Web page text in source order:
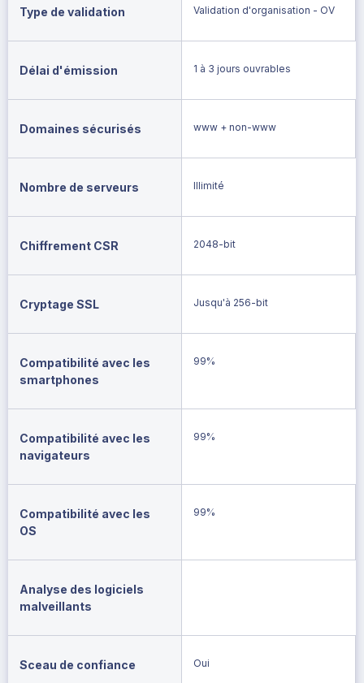
Type de validation Validation d'organisation - OV
Délai d'émission 1 à 3 jours ouvrables
Domaines sécurisés www + non-www
Nombre de serveurs Illimité
Chiffrement CSR 2048-bit
Cryptage SSL Jusqu'à 256-bit
Compatibilité avec les
smartphones
99%
Compatibilité avec les
navigateurs
99%
Compatibilité avec les
OS
99%
Analyse des logiciels
malveillants
Sceau de confiance Oui